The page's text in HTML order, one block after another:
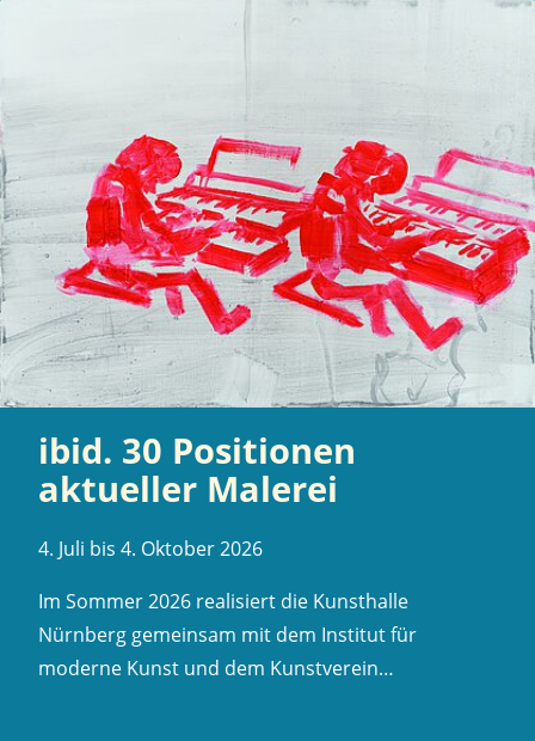
ibid. 30 Positionen
aktueller Malerei
4. Juli bis 4. Oktober 2026
Im Sommer 2026 realisiert die Kunsthalle
Nürnberg gemeinsam mit dem Institut für
moderne Kunst und dem Kunstverein…